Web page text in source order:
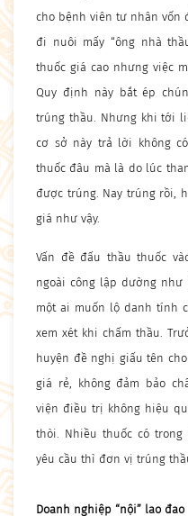
cho bệnh viên tư nhân vốn
đi nuôi mấy “ông nhà
thuốc giá cao nhưng việc
Quy định này bắt ép
trúng thầu. Nhưng khi tới
cơ sở này trả lời không
thuốc đâu mà là do lúc
được trúng. Nay trúng rồi,
giá như vậy.
Vấn đề đấu thầu thuốc
ngoài công lập dường như
một ai muốn lộ danh tính
xem xét khi chấm thầu.
huyện đề nghị giấu tên
giá rẻ, không đảm bảo
viện điều trị không hiệu
thòi. Nhiều thuốc có
yêu cầu thì đơn vị trúng
Doanh nghiệp “nội” lao đao